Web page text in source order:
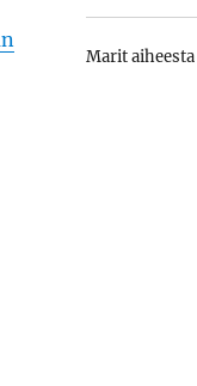
Maritaiheesta